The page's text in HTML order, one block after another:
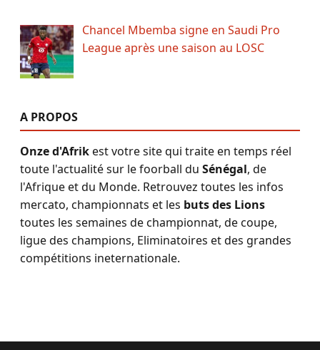
Chancel Mbemba signe en Saudi Pro
League après une saison au LOSC
A PROPOS
Onze d'Afrikest votre site qui traite en temps réel
toute l'actualité sur le foorball du Sénégal, de
l'Afrique et du Monde. Retrouvez toutes les infos
mercato, championnats et les buts des Lions
toutes les semaines de championnat, de coupe,
ligue des champions, Eliminatoires et des grandes
compétitions ineternationale.